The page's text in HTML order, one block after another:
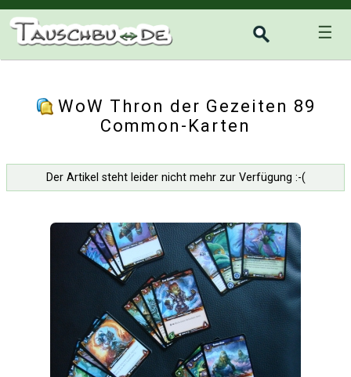
☰
WoW Thron der Gezeiten 89
Common-Karten
Der Artikel steht leider nicht mehr zur Verfügung :-(